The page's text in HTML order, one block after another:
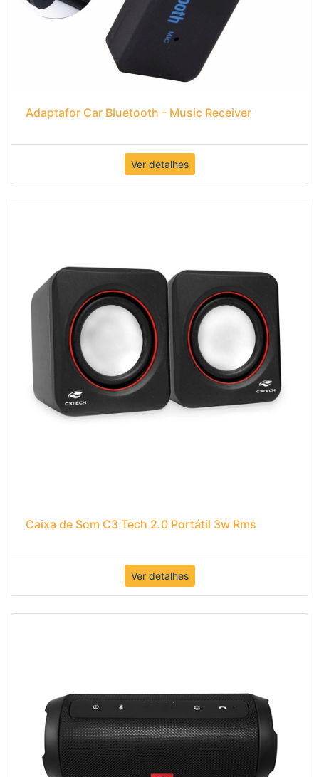
Adaptafor Car Bluetooth - Music Receiver
Ver detalhes
Caixa de Som C3 Tech 2.0 Portátil 3w Rms
Ver detalhes